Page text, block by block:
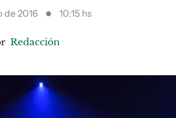
de 2016 10:15 hs
Redacción